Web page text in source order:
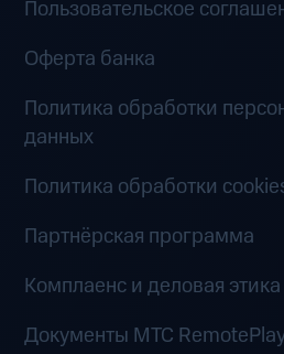
Пользовательское
Оферта банка
Политика обработки
данных
Политика обработки
Партнёрская программа
Комплаенс и деловая этика
Документы MTC